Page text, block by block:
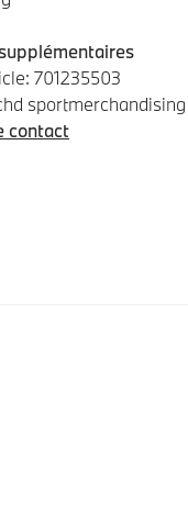
701235503
sportmerchandising
contact